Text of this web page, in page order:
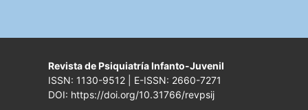
Revista de Psiquiatría Infanto-Juvenil
ISSN: 1130-9512 | E-ISSN: 2660-7271
DOI: https://doi.org/10.31766/revpsij